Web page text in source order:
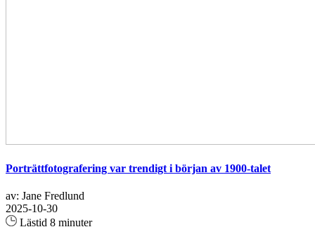
Porträttfotografering var trendigt i början av 1900-talet
av: Jane Fredlund
2025-10-30
Lästid 8 minuter